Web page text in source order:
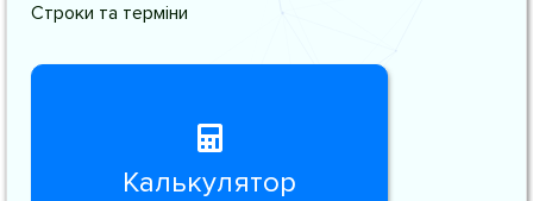
Строки та терміни
Калькулятор